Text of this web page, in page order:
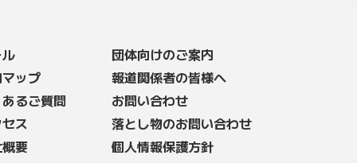
ップ
るご質問
ス
要
団体向けのご案内
報道関係者の皆様へ
お問い合わせ
落とし物のお問い合わせ
個人情報保護方針